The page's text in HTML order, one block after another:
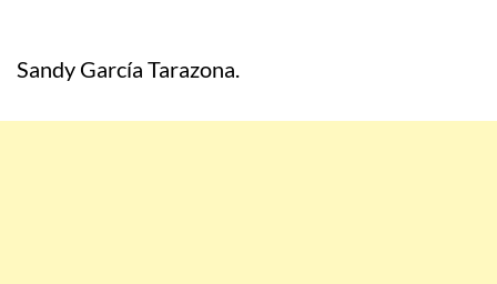
Sandy García Tarazona.